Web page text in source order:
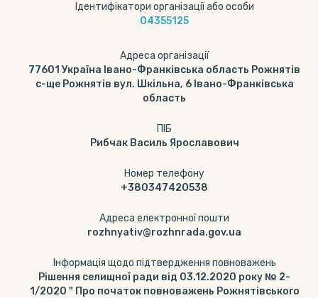
Ідентифікатори організації або особи
04355125
Адреса організації
77601 Україна Івано-Франківська область Рожнятів
с-ще Рожнятів вул. Шкільна, 6 Івано-Франківська
область
ПІБ
Рибчак Василь Ярославович
Номер телефону
+380347420538
Адреса електронної пошти
rozhnyativ@rozhnrada.gov.ua
Інформація щодо підтвердження повноважень
Рішення селищної ради від 03.12.2020 року № 2-
1/2020 " Про початок повноважень Рожнятівського